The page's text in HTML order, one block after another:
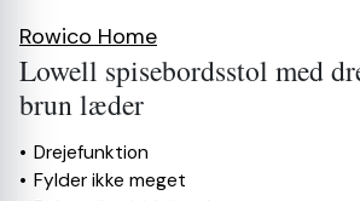
Rowico Home
Lowell spisebordsstol med
brun læder
Drejefunktion
Fylder ikke meget